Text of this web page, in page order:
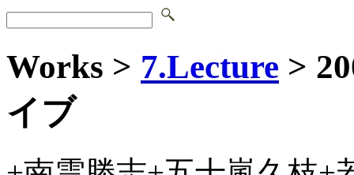
Works > 7.Lecture >
イブ